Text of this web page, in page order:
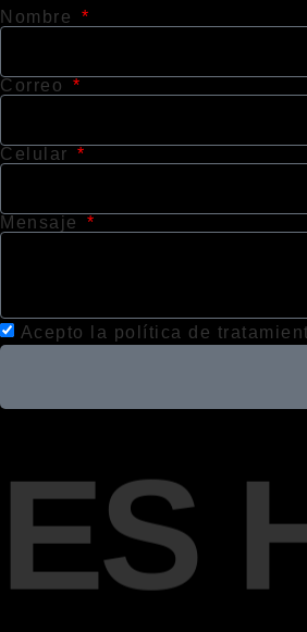
Nombre
Correo
Celular
Mensaje
Acepto la política de
ES